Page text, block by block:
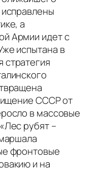
а
Армии идет с
испытана в
СССР от
в массовые
рубят –
фронтовые
и на